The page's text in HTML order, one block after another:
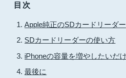
目次
Apple純正のSDカードリーダー
SDカードリーダーの使い方
iPhoneの容量を増やしたいだ
最後に